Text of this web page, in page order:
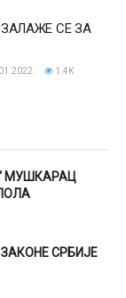
СЕ ЗА
1.4K
МУШКАРАЦ
СРБИЈЕ